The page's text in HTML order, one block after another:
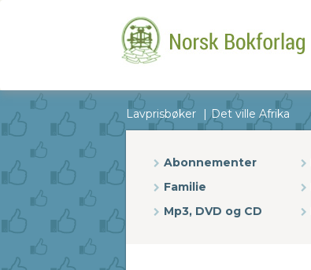
Lavprisbøker Det ville Afrika
Abonnementer
Familie
Mp3, DVD og CD